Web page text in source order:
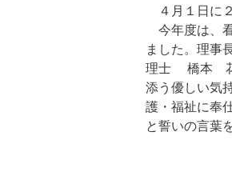
４月１日に
今年度は、
ました。理事
理士 橋本 花
添う優しい気
護・福祉に奉
と誓いの言葉